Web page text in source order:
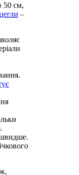
50 см,
–